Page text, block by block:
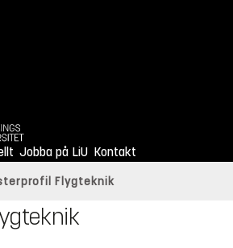
Jobba på LiU Kontakt
Flygteknik